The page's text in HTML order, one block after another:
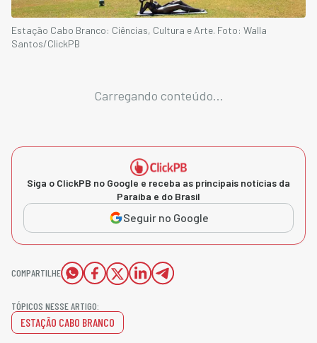
Estação Cabo Branco: Ciências, Cultura e Arte. Foto: Walla
Santos/ClickPB
Carregando conteúdo...
Siga o ClickPB no Google e receba as principais notícias da
Paraíba e do Brasil
Seguir no Google
COMPARTILHE
TÓPICOS NESSE ARTIGO:
ESTAÇÃO CABO BRANCO